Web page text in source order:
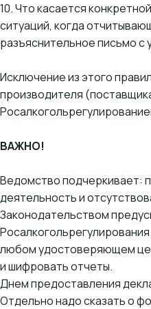
10. Что касается
ситуаций, когда
разъяснительное письмо с
Исключение из этого
производителя
ВАЖНО!
Ведомство подчеркивает:
деятельность и
Законодательством
Росалкогольрегулирования
любом удостоверяющем
и шифровать отчеты.
Днем предоставления
Отдельно надо сказать о